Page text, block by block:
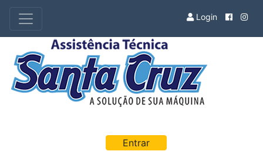
Login
Entrar